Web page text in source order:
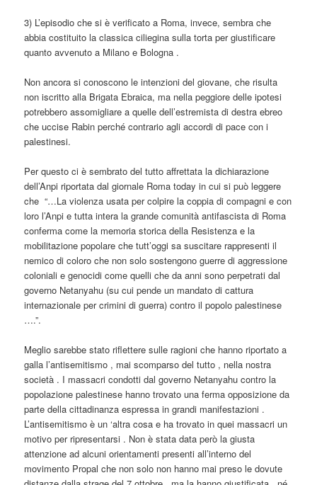
3) L’episodio che si è verificato a Roma, invece, sembra che
abbia costituito la classica ciliegina sulla torta per giustificare
quanto avvenuto a Milano e Bologna .
Non ancora si conoscono le intenzioni del giovane, che risulta
non iscritto alla Brigata Ebraica, ma nella peggiore delle ipotesi
potrebbero assomigliare a quelle dell’estremista di destra ebreo
che uccise Rabin perché contrario agli accordi di pace con i
palestinesi.
Per questo ci è sembrato del tutto affrettata la dichiarazione
dell’Anpi riportata dal giornale Roma today in cui si può leggere
che “…La violenza usata per colpire la coppia di compagni e con
loro l’Anpi e tutta intera la grande comunità antifascista di Roma
conferma come la memoria storica della Resistenza e la
mobilitazione popolare che tutt’oggi sa suscitare rappresenti il
nemico di coloro che non solo sostengono guerre di aggressione
coloniali e genocidi come quelli che da anni sono perpetrati dal
governo Netanyahu (su cui pende un mandato di cattura
internazionale per crimini di guerra) contro il popolo palestinese
….”.
Meglio sarebbe stato riflettere sulle ragioni che hanno riportato a
galla l’antisemitismo , mai scomparso del tutto , nella nostra
società . I massacri condotti dal governo Netanyahu contro la
popolazione palestinese hanno trovato una ferma opposizione da
parte della cittadinanza espressa in grandi manifestazioni .
L’antisemitismo è un ‘altra cosa e ha trovato in quei massacri un
motivo per ripresentarsi . Non è stata data però la giusta
attenzione ad alcuni orientamenti presenti all’interno del
movimento Propal che non solo non hanno mai preso le dovute